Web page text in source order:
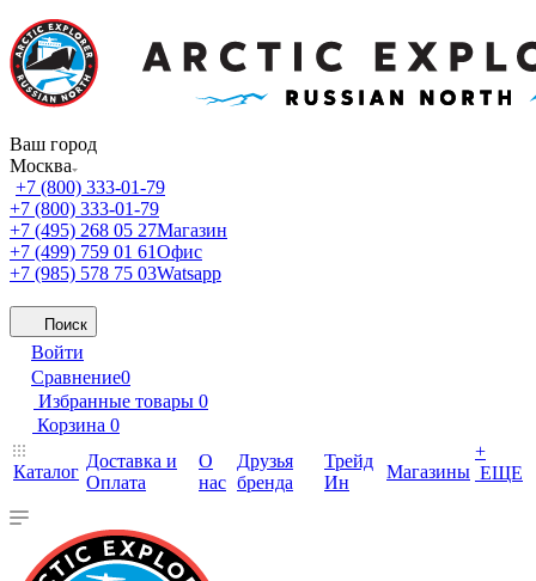
Ваш город
Москва
+7 (800) 333-01-79
+7 (800) 333-01-79
+7 (495) 268 05 27Магазин
+7 (499) 759 01 61Офис
+7 (985) 578 75 03Watsapp
Поиск
Войти
Сравнение0
Избранные товары 0
Корзина 0
Каталог
Доставка и
Оплата
О
нас
Друзья
бренда
Трейд
Ин
Магазины
+
ЕЩЕ